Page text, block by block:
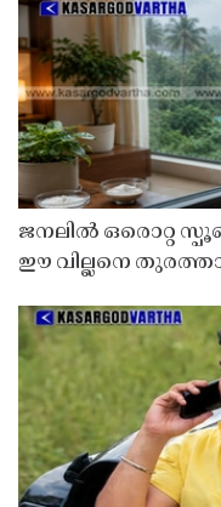
ജനലിൽ ഒരൊറ്റ
ഈ വില്ലനെ